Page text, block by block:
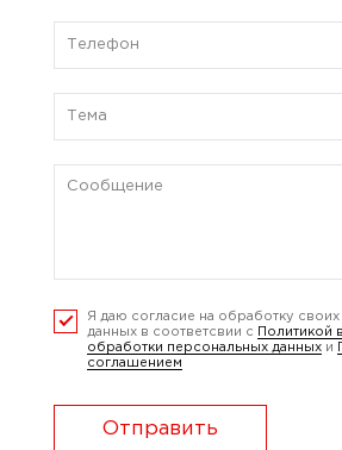
Я даю согласие на обработку
данных в соответсвии с
Политикой
обработки персональных данных и
соглашением
Отправить